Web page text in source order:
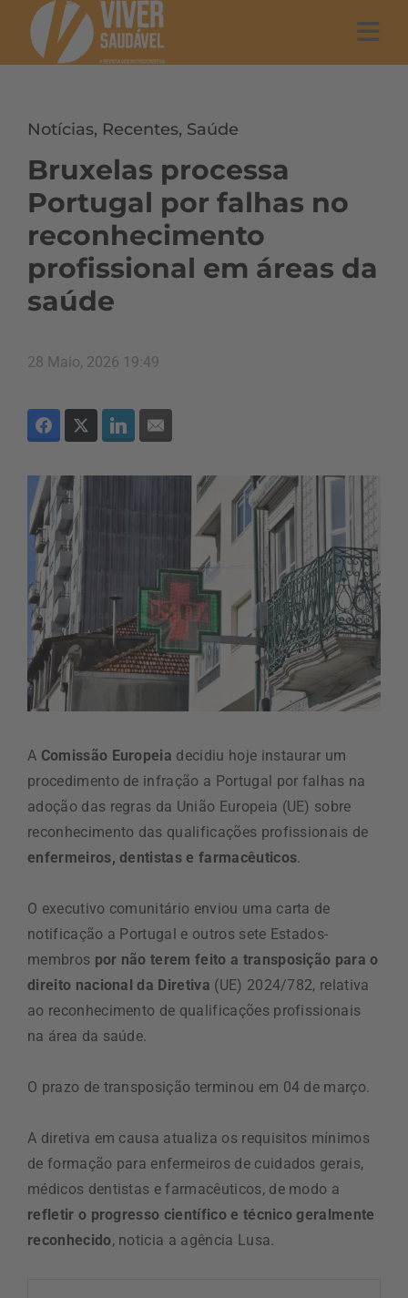
Notícias, Recentes, Saúde
Bruxelas processa
Portugal por falhas no
reconhecimento
profissional em áreas da
saúde
28 Maio, 2026 19:49
A Comissão Europeia decidiu hoje instaurar um
procedimento de infração a Portugal por falhas na
adoção das regras da União Europeia (UE) sobre
reconhecimento das qualificações profissionais de
enfermeiros, dentistas e farmacêuticos.
O executivo comunitário enviou uma carta de
notificação a Portugal e outros sete Estados-
membros por não terem feito a transposição para o
direito nacional da Diretiva (UE) 2024/782, relativa
ao reconhecimento de qualificações profissionais
na área da saúde.
O prazo de transposição terminou em 04 de março.
A diretiva em causa atualiza os requisitos mínimos
de formação para enfermeiros de cuidados gerais,
médicos dentistas e farmacêuticos, de modo a
refletir o progresso científico e técnico geralmente
reconhecido, noticia a agência Lusa.